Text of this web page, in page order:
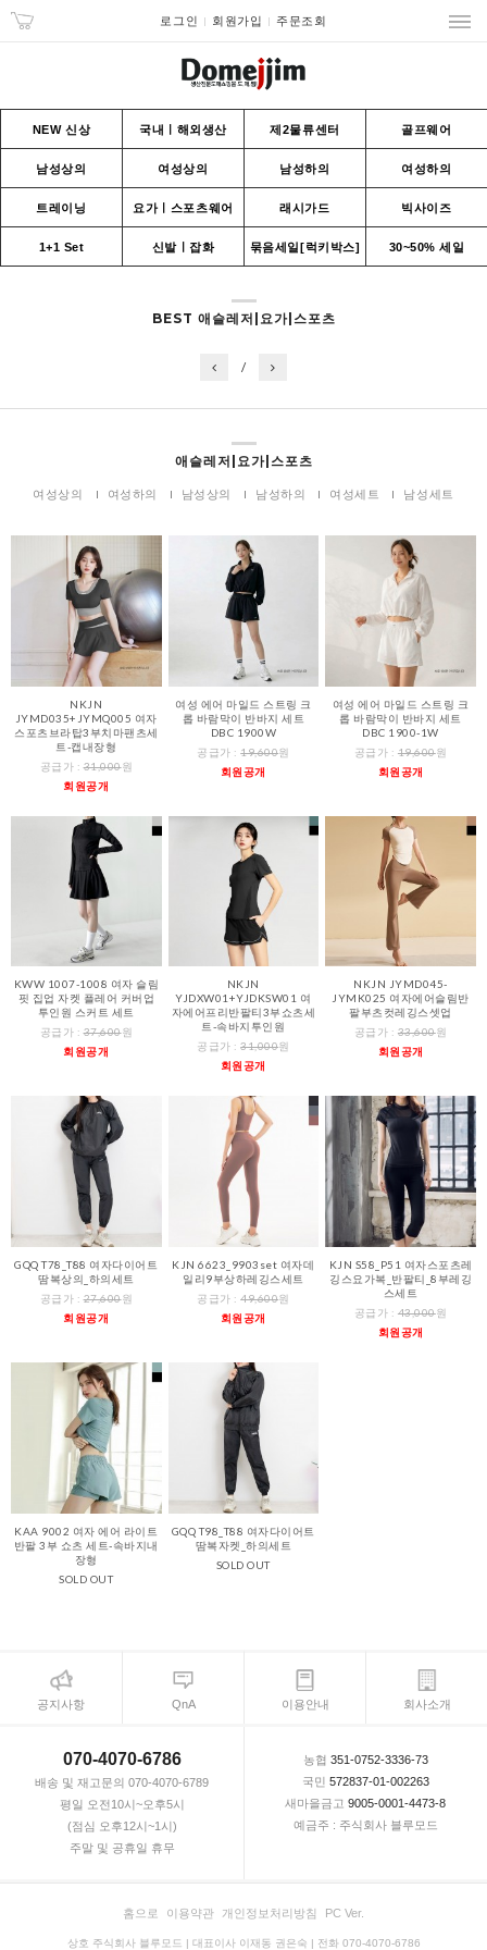
로그인 회원가입 주문조회
NEW 신상 국내ㅣ해외생산 제2물류센터 골프웨어
남성상의 여성상의 남성하의 여성하의
트레이닝 요가ㅣ스포츠웨어 래시가드 빅사이즈
1+1 Set 신발ㅣ잡화 묶음세일[럭키박스] 30~50% 세일
BEST 애슬레저|요가|스포츠
/
애슬레저|요가|스포츠
여성상의 여성하의 남성상의 남성하의 여성세트 남성세트
NKJN
JYMD035+JYMQ005 여자
스포츠브라탑3부치마팬츠세
트-캡내장형
공급가 :31,000원
회원공개
여성 에어 마일드 스트링 크
롭 바람막이 반바지 세트
DBC 1900W
공급가 :19,600원
회원공개
여성 에어 마일드 스트링 크
롭 바람막이 반바지 세트
DBC 1900-1W
공급가 : 19,600원
회원공개
KWW 1007-1008 여자 슬림
핏 집업 자켓 플레어 커버업
투인원 스커트 세트
공급가 :37,600원
회원공개
NKJN
YJDXW01+YJDKSW01 여
자에어프리반팔티3부쇼츠세
트-속바지투인원
공급가 :31,000원
회원공개
NKJN JYMD045-
JYMK025 여자에어슬림반
팔부츠컷레깅스셋업
공급가 : 33,600원
회원공개
GQQ T78_T88 여자다이어트
땀복상의_하의세트
공급가 :27,600원
회원공개
KJN 6623_9903set 여자데
일리9부상하레깅스세트
공급가 :49,600원
회원공개
KJN S58_P51 여자스포츠레
깅스요가복_반팔티_8부레깅
스세트
공급가 : 43,000원
회원공개
KAA 9002 여자 에어 라이트
반팔 3부 쇼츠 세트-속바지내
장형
SOLD OUT
GQQ T98_T88 여자다이어트
땀복자켓_하의세트
SOLD OUT
공지사항 QnA 이용안내 회사소개
070-4070-6786
배송 및 재고문의 070-4070-6789
평일 오전10시~오후5시
(점심 오후12시~1시)
주말 및 공휴일 휴무
농협 351-0752-3336-73
국민 572837-01-002263
새마을금고 9005-0001-4473-8
예금주 : 주식회사 블루모드
홈으로 이용약관 개인정보처리방침 PC Ver.
상호 주식회사 블루모드 | 대표이사 이재동 권은숙 | 전화 070-4070-6786